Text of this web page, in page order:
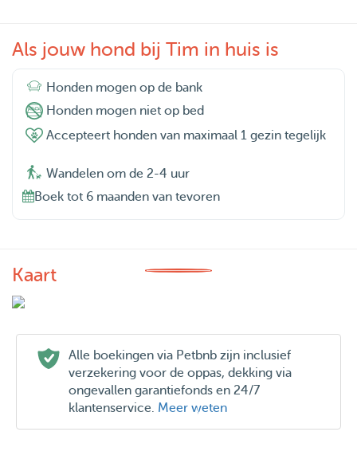
Ik heb zelf jarenlang katten gehad, dus ik begrijp goed hoe
ruimte voor hen zijn. Ook bij verlegen of gevoelige katten
neem ik de tijd om vertrouwen op te bouwen.
verstopt ligt te slapen — ik zorg voor een kalme en
comfortabele omgeving waarin hij of zij zich helemaal op
Als jouw hond bij Tim in huis is
Honden mogen op de bank
Honden mogen niet op bed
Accepteert honden van maximaal 1 gezin tegelijk
Wandelen om de 2-4 uur
Boek tot 6 maanden van tevoren
Kaart
Alle boekingen via Petbnb zijn inclusief
verzekering voor de oppas, dekking via
ongevallen garantiefonds en 24/7
klantenservice. Meer weten